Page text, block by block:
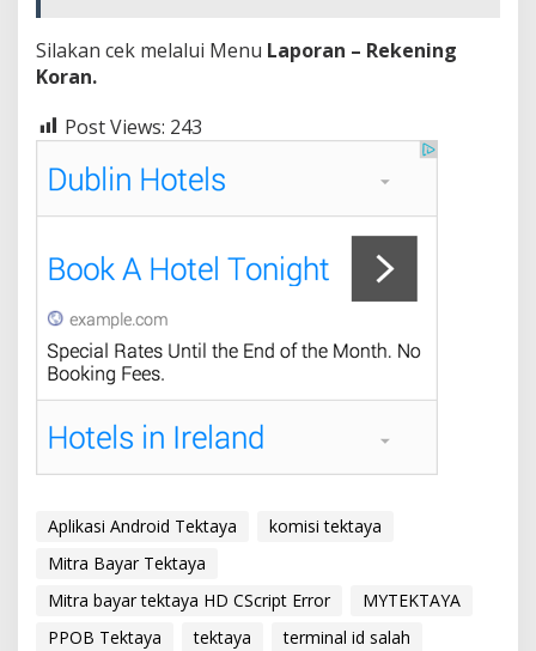
Silakan cek melalui Menu Laporan – Rekening
Koran.
Post Views: 243
Aplikasi Android Tektaya
komisi tektaya
Mitra Bayar Tektaya
Mitra bayar tektaya HD CScript Error
MYTEKTAYA
PPOB Tektaya
tektaya
terminal id salah